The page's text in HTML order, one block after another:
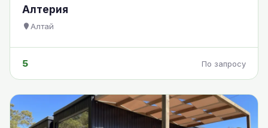
Алтерия
Алтай
5 По запросу